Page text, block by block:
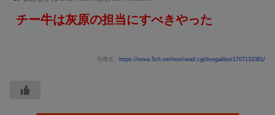
チー牛は灰原の担当にすべきやった
引用元： https://nova.5ch.net/test/read.cgi/livegalileo/1707133381/